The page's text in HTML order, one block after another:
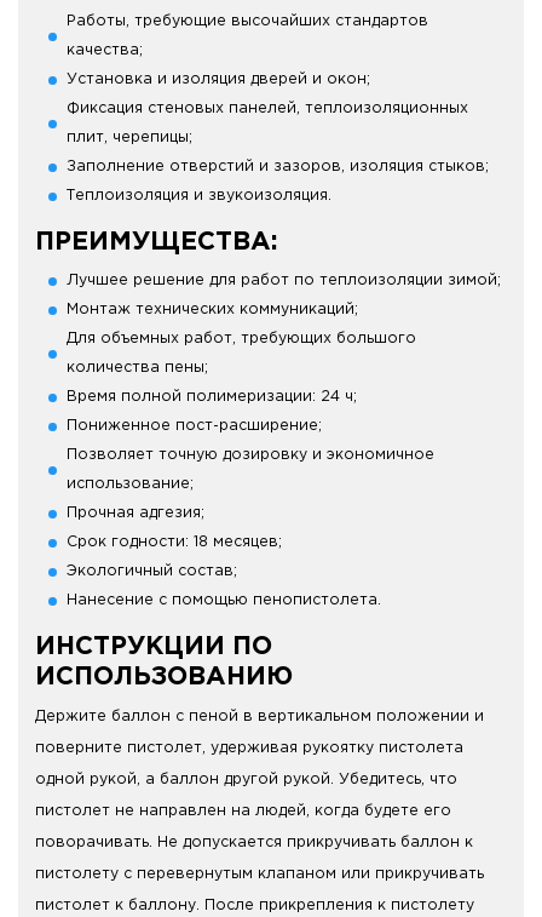
Работы, требующие высочайших стандартов
качества;
Установка и изоляция дверей и окон;
Фиксация стеновых панелей, теплоизоляционных
плит, черепицы;
Заполнение отверстий и зазоров, изоляция стыков;
Теплоизоляция и звукоизоляция.
ПРЕИМУЩЕСТВА:
Лучшее решение для работ по теплоизоляции зимой;
Монтаж технических коммуникаций;
Для объемных работ, требующих большого
количества пены;
Время полной полимеризации: 24 ч;
Пониженное пост-расширение;
Позволяет точную дозировку и экономичное
использование;
Прочная адгезия;
Срок годности: 18 месяцев;
Экологичный состав;
Нанесение с помощью пенопистолета.
ИНСТРУКЦИИ ПО
ИСПОЛЬЗОВАНИЮ
Держите баллон с пеной в вертикальном положении и
поверните пистолет, удерживая рукоятку пистолета
одной рукой, а баллон другой рукой. Убедитесь, что
пистолет не направлен на людей, когда будете его
поворачивать. Не допускается прикручивать баллон к
пистолету с перевернутым клапаном или прикручивать
пистолет к баллону. После прикрепления к пистолету